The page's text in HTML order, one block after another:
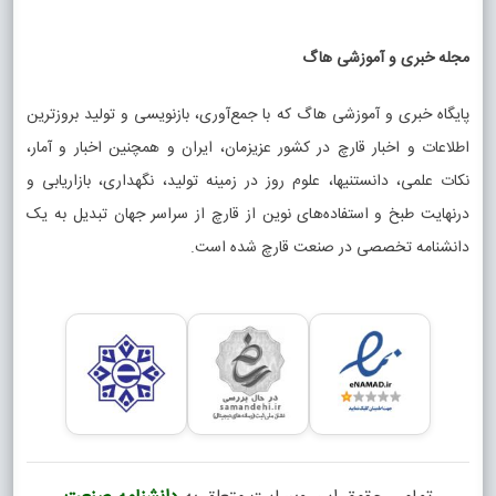
حبوبات یا پاستا به یک وعده کامل تبدیل می‌شود.
برای همین تنوع غذا با قارچ کم نیست. خوراک قارچ و
سیب‌زمینی، املت قارچ، پاستا مرغ و قارچ، لازانیا، سوپ قارچ،
چیکن استراگانف و قارچ شکم‌پر فقط چند نمونه از غذاهایی
هستند که می‌توانید با این ماده اولیه درست کنید.
انتخاب نهایی به دو چیز بستگی دارد: داخل یخچال چه دارید و
خوراک قارچ انتخاب منطقی‌تری است. برای یک ناهار خانوادگی
یا مهمانی، می‌توانید سراغ گراتن، استراگانف یا مرغ با سس
قارچ بروید.
پاسخ به سؤال همیشگی «امروز چی
بپزم؟»
مجله خبری و آموزشی هاگ
پایگاه خبری و آموزشی هاگ که با جمع‌آوری، بازنویسی و تولید بروزترین
اطلاعات و اخبار قارچ در کشور عزیزمان، ایران و همچنین اخبار و آمار،
نکات علمی، دانستنیها، علوم روز در زمینه تولید، نگهداری، بازاریابی و
درنهایت طبخ و استفاده‌های نوین از قارچ از سراسر جهان تبدیل به یک
دانشنامه تخصصی در صنعت قارچ شده است.